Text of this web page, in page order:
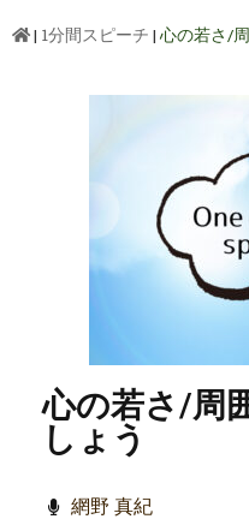
| 1分間スピーチ | 心の若さ/
心の若さ/周
しょう
網野 真紀